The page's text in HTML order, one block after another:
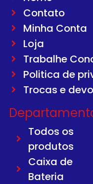
Contato
Minha Conta
Loja
Trabalhe
Politica de
Trocas e
Todos os
produtos
Caixa de
Bateria